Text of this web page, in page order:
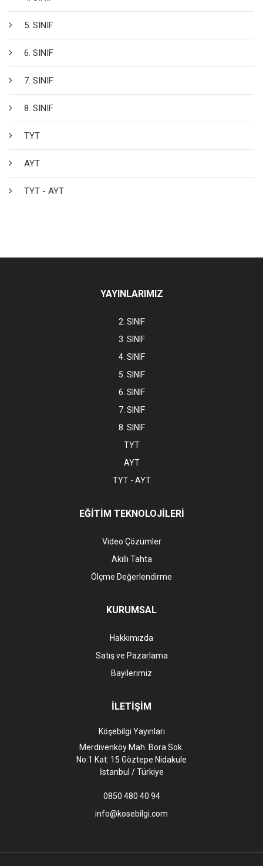
5. SINIF
6. SINIF
7. SINIF
8. SINIF
TYT
AYT
TYT - AYT
YAYINLARIMIZ
2. SINIF
3. SINIF
4. SINIF
5. SINIF
6. SINIF
7. SINIF
8. SINIF
TYT
AYT
TYT - AYT
EĞİTİM TEKNOLOJİLERİ
Video Çözümler
Akıllı Tahta
Ölçme Değerlendirme
KURUMSAL
Hakkımızda
Satış ve Pazarlama
Bayilerimiz
İLETİŞİM
Köşebilgi Yayınları
Merdivenköy Mah. Bora Sok.
No:1 Kat: 15 Göztepe Nidakule
İstanbul / Türkiye
0850 480 40 94
info@kosebilgi.com